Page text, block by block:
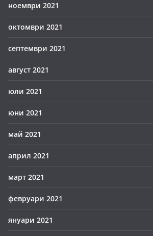
ноември 2021
октомври 2021
септември 2021
август 2021
юли 2021
юни 2021
май 2021
април 2021
март 2021
февруари 2021
януари 2021